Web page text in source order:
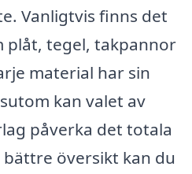
Vanligtvis finns det
plåt, tegel, takpannor
material har sin
kan valet av
påverka det totala
översikt kan du